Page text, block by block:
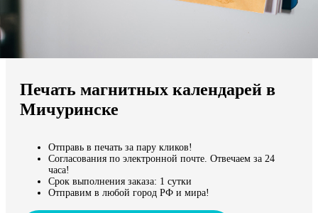
Мы доставляем по всему миру
Продолжить без города
Печать магнитных календарей в
Мичуринске
Отправь в печать за пару кликов!
Согласования по электронной почте. Отвечаем за 24
часа!
Срок выполнения заказа: 1 сутки
Отправим в любой город РФ и мира!